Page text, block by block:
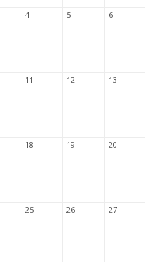
4 5 6
11 12 13
18 19 20
25 26 27